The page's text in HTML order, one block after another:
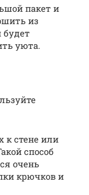
пакет и
из
будет
уюта.
к стене или
способ
очень
крючков и